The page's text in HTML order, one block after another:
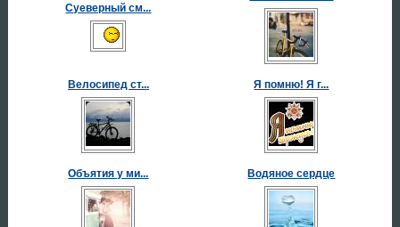
Суеверный см...
Велосипед ст... Я помню! Я г...
Объятия у ми... Водяное сердце